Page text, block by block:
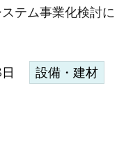
テム事業化検討に
設備・建材